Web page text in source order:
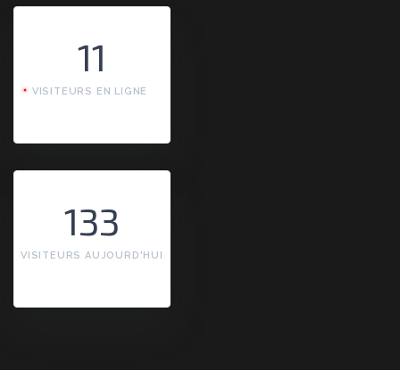
11
VISITEURS EN LIGNE
133
VISITEURS AUJOURD'HUI